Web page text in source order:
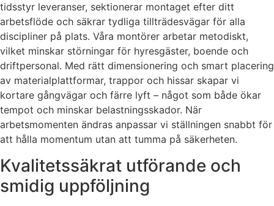
tidsstyr leveranser, sektionerar montaget efter ditt
arbetsflöde och säkrar tydliga tillträdesvägar för alla
discipliner på plats. Våra montörer arbetar metodiskt,
vilket minskar störningar för hyresgäster, boende och
driftpersonal. Med rätt dimensionering och smart placering
av materialplattformar, trappor och hissar skapar vi
kortare gångvägar och färre lyft – något som både ökar
tempot och minskar belastningsskador. När
arbetsmomenten ändras anpassar vi ställningen snabbt för
att hålla momentum utan att tumma på säkerheten.
Kvalitetssäkrat utförande och
smidig uppföljning